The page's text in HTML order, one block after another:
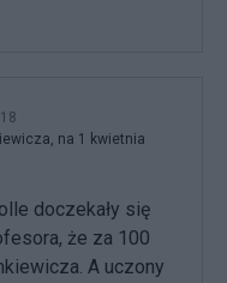
na 1 kwietnia
doczekały się
że za 100
A uczony